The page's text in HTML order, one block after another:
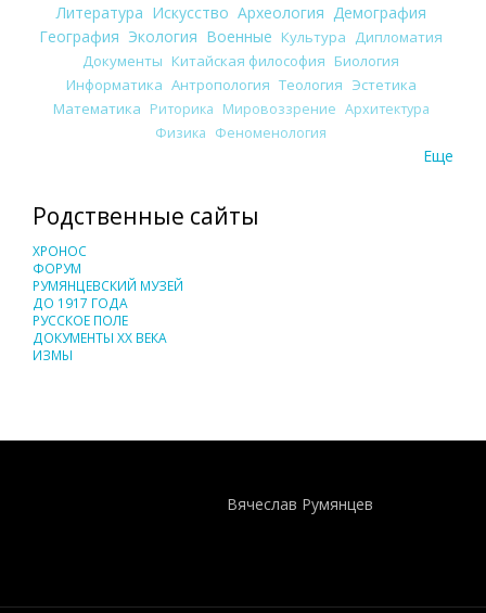
Литература Искусство Археология Демография
География Экология Военные Культура
Дипломатия
Документы Китайская философия Биология
Информатика Антропология Теология Эстетика
Математика Риторика Мировоззрение Архитектура
Физика Феноменология
Еще
Родственные сайты
ХРОНОС
ФОРУМ
РУМЯНЦЕВСКИЙ МУЗЕЙ
ДО 1917 ГОДА
РУССКОЕ ПОЛЕ
ДОКУМЕНТЫ XX ВЕКА
ИЗМЫ
Вячеслав Румянцев